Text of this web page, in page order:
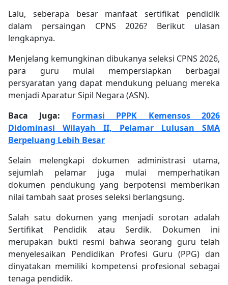
Lalu, seberapa besar manfaat sertifikat pendidik
dalam persaingan CPNS 2026? Berikut ulasan
lengkapnya.
Menjelang kemungkinan dibukanya seleksi CPNS 2026,
para guru mulai mempersiapkan berbagai
persyaratan yang dapat mendukung peluang mereka
menjadi Aparatur Sipil Negara (ASN).
Baca Juga: Formasi PPPK Kemensos 2026
Didominasi Wilayah II, Pelamar Lulusan SMA
Berpeluang Lebih Besar
Selain melengkapi dokumen administrasi utama,
sejumlah pelamar juga mulai memperhatikan
dokumen pendukung yang berpotensi memberikan
nilai tambah saat proses seleksi berlangsung.
Salah satu dokumen yang menjadi sorotan adalah
Sertifikat Pendidik atau Serdik. Dokumen ini
merupakan bukti resmi bahwa seorang guru telah
menyelesaikan Pendidikan Profesi Guru (PPG) dan
dinyatakan memiliki kompetensi profesional sebagai
tenaga pendidik.